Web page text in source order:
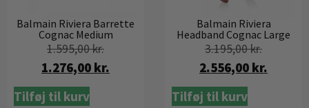
Balmain Riviera Barrette
Cognac Medium
1.595,00kr.
1.276,00 kr.
Tilføj til kurv
Balmain Riviera
Headband Cognac Large
3.195,00kr.
2.556,00 kr.
Tilføj til kurv